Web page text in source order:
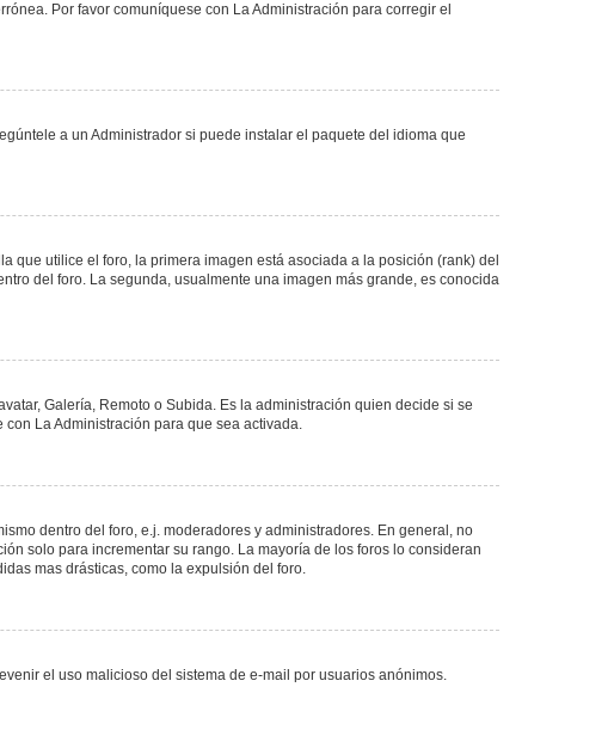
Por favor comuníquese con La Administración para corregir el
a un Administrador si puede instalar el paquete del idioma que
utilice el foro, la primera imagen está asociada a la posición (rank) del
del foro. La segunda, usualmente una imagen más grande, es conocida
Galería, Remoto o Subida. Es la administración quien decide si se
La Administración para que sea activada.
dentro del foro, e.j. moderadores y administradores. En general, no
solo para incrementar su rango. La mayoría de los foros lo consideran
mas drásticas, como la expulsión del foro.
el uso malicioso del sistema de e-mail por usuarios anónimos.